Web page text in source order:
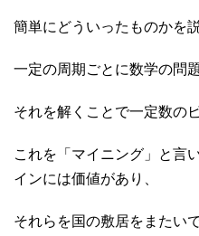
簡単にどういったものかを
一定の周期ごとに数学の問
それを解くことで一定数の
これを「マイニング」と言
インには価値があり、
それらを国の敷居をまたい